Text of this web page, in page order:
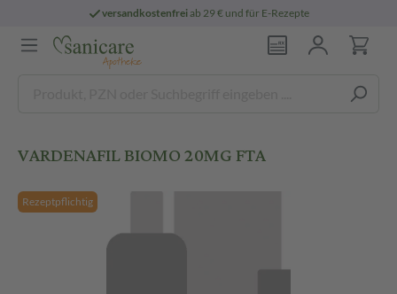
versandkostenfreiab 29 € und für E-Rezepte
VARDENAFIL BIOMO 20MG FTA
Rezeptpflichtig